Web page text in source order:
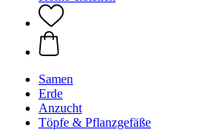
Samen
Erde
Anzucht
Töpfe & Pflanzgefäße